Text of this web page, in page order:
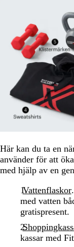
Här kan du ta en
använder för att
med hjälp av en
Vattenflaskor
med vatten
gratispresent.
kassar med